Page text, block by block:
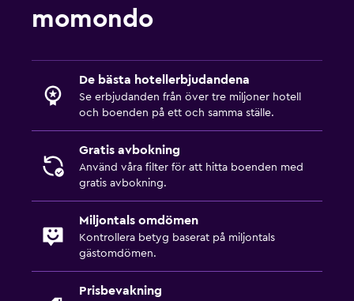
momondo
De bästa hotellerbjudandena
Se erbjudanden från över tre miljoner hotell
och boenden på ett och samma ställe.
Gratis avbokning
Använd våra filter för att hitta boenden med
gratis avbokning.
Miljontals omdömen
Kontrollera betyg baserat på miljontals
gästomdömen.
Prisbevakning